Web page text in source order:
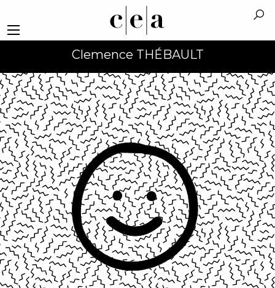
Clemence THÉBAULT